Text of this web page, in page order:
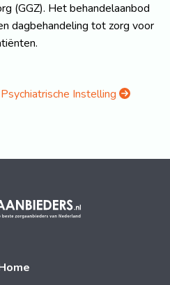
(GGZ). Het behandelaanbod
dagbehandeling tot zorg voor
Instelling